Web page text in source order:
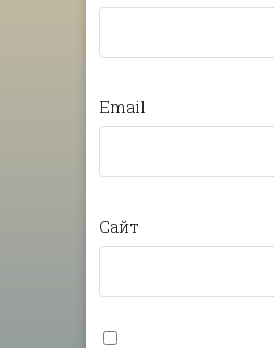
Email
Сайт